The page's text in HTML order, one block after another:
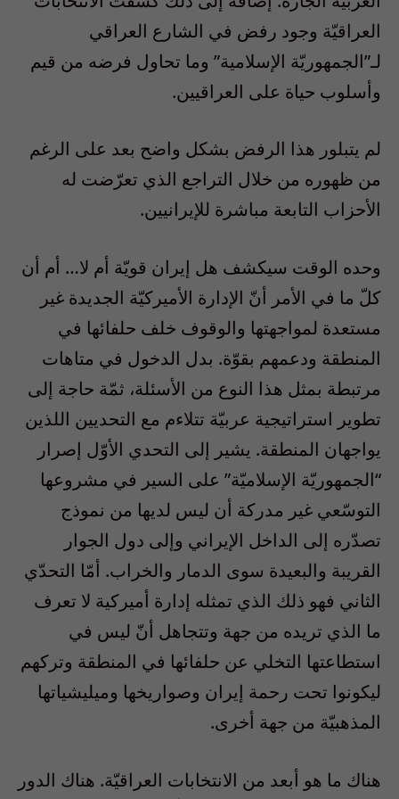
العراقيّة وجود رفض في الشارع العراقي
لـ”الجمهوريّة الإسلامية” وما تحاول فرضه من قيم
وأسلوب حياة على العراقيين.
لم يتبلور هذا الرفض بشكل واضح بعد على الرغم
من ظهوره من خلال التراجع الذي تعرّضت له
الأحزاب التابعة مباشرة للإيرانيين.
وحده الوقت سيكشف هل إيران قويّة أم لا… أم أن
كلّ ما في الأمر أنّ الإدارة الأميركيّة الجديدة غير
مستعدة لمواجهتها والوقوف خلف حلفائها في
المنطقة ودعمهم بقوّة. بدل الدخول في متاهات
مرتبطة بمثل هذا النوع من الأسئلة، ثمّة حاجة إلى
تطوير استراتيجية عربيّة تتلاءم مع التحديين اللذين
يواجهان المنطقة. يشير إلى التحدي الأوّل إصرار
“الجمهوريّة الإسلاميّة” على السير في مشروعها
التوسّعي غير مدركة أن ليس لديها من نموذج
تصدّره إلى الداخل الإيراني وإلى دول الجوار
القريبة والبعيدة سوى الدمار والخراب. أمّا التحدّي
الثاني فهو ذلك الذي تمثله إدارة أميركية لا تعرف
ما الذي تريده من جهة وتتجاهل أنّ ليس في
استطاعتها التخلي عن حلفائها في المنطقة وتركهم
ليكونوا تحت رحمة إيران وصواريخها وميليشياتها
المذهبيّة من جهة أخرى.
هناك ما هو أبعد من الانتخابات العراقيّة. هناك الدور